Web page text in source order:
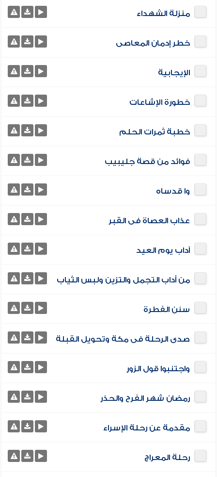
منزلة الشهداء
خطر إدمان المعاصى
الإيجابية
خطورة الإشاعات
خطبة ثمرات الحلم
فوائد من قصة جليبيب
وا قدساه
عذاب العصاة فى القبر
آداب يوم العيد
من أداب التجمل والتزين ولبس الثياب
سنن الفطرة
صدى الرحلة فى مكة وتحويل القبلة
واجتنبوا قول الزور
رمضان شهر الفرح والحذر
مقدمة عن رحلة الإسراء
رحلة المعراج